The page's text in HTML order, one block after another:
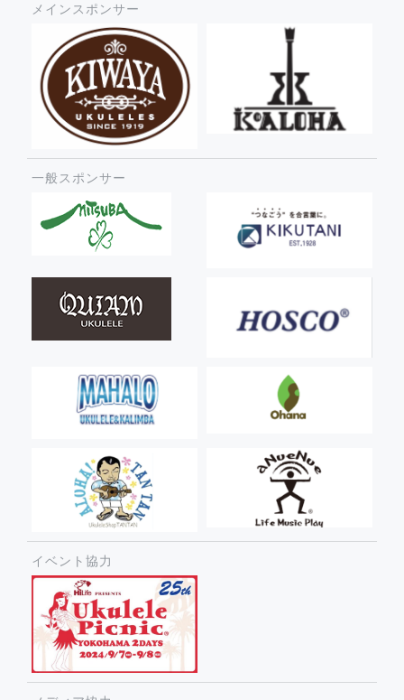
メインスポンサー
一般スポンサー
イベント協力